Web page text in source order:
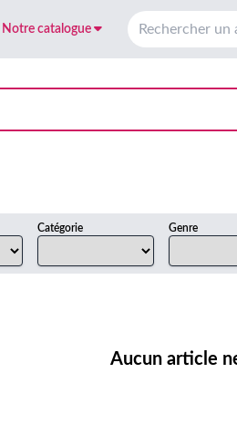
Notre catalogue
Catégorie Genre
Aucun article